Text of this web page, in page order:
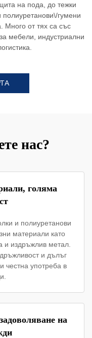
на пода, до тежки
гумени
Много от тях са със
мебели, индустриални
нас?
голяма
и полиуретанови
материали като
и издръжлив метал.
и дълъг
честна употреба в
на